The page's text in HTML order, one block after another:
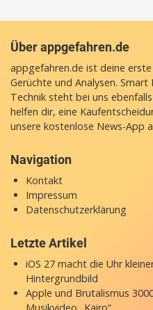
Über appgefahren.de
appgefahren.de ist deine
Gerüchte und Analysen.
Technik steht bei uns
helfen dir, eine
unsere kostenlose News-App
Navigation
Kontakt
Impressum
Datenschutzerklärung
Letzte Artikel
iOS 27 macht die Uhr
Hintergrundbild
Apple und Brutalismus